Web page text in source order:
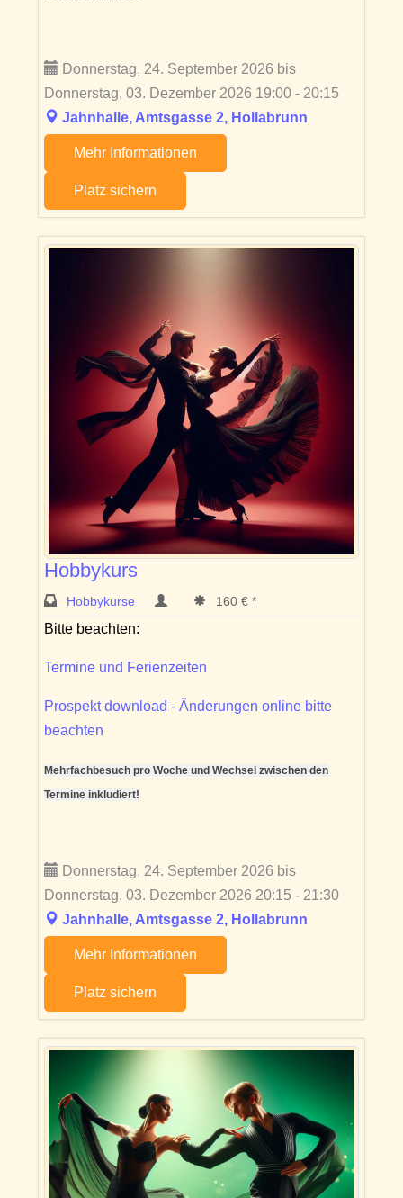
Donnerstag, 24. September 2026 bis
Donnerstag, 03. Dezember 2026 19:00 - 20:15
Jahnhalle, Amtsgasse 2, Hollabrunn
Mehr Informationen
Platz sichern
Hobbykurs
Hobbykurse 160 € *
Bitte beachten:
Termine und Ferienzeiten
Prospekt download - Änderungen online bitte
beachten
Mehrfachbesuch pro Woche und Wechsel zwischen den
Termine inkludiert!
Donnerstag, 24. September 2026 bis
Donnerstag, 03. Dezember 2026 20:15 - 21:30
Jahnhalle, Amtsgasse 2, Hollabrunn
Mehr Informationen
Platz sichern